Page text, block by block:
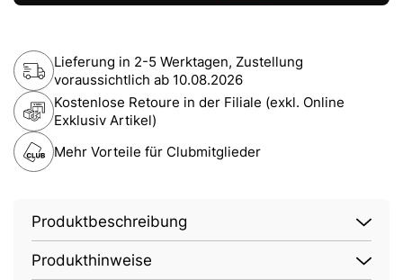
Lieferung in 2-5 Werktagen, Zustellung
voraussichtlich ab 10.08.2026
Kostenlose Retoure in der Filiale (exkl. Online
Exklusiv Artikel)
Mehr Vorteile für Clubmitglieder
Produktbeschreibung
Produkthinweise